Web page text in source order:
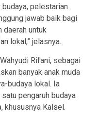
pelestarian
jawab baik bagi
daerah untuk
lokal,” jelasnya.
Rifani, sebagai
banyak anak muda
budaya lokal. Ia
pengaruh budaya
khususnya Kalsel.